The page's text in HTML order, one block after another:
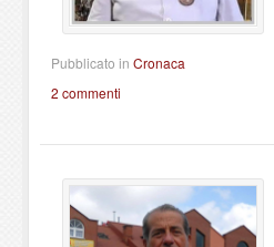
Pubblicato in Cronaca
2 commenti